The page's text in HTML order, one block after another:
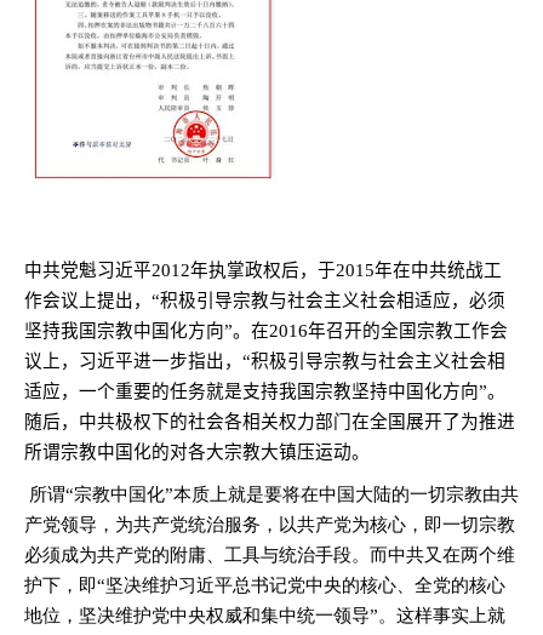
中共党魁习近平2012年执掌政权后，于2015年在中共统战工
作会议上提出，“积极引导宗教与社会主义社会相适应，必须
坚持我国宗教中国化方向”。在2016年召开的全国宗教工作会
议上，习近平进一步指出，“积极引导宗教与社会主义社会相
适应，一个重要的任务就是支持我国宗教坚持中国化方向”。
随后，中共极权下的社会各相关权力部门在全国展开了为推进
所谓宗教中国化的对各大宗教大镇压运动。
所谓“宗教中国化”本质上就是要将在中国大陆的一切宗教由共
产党领导，为共产党统治服务，以共产党为核心，即一切宗教
必须成为共产党的附庸、工具与统治手段。而中共又在两个维
护下，即“坚决维护习近平总书记党中央的核心、全党的核心
地位，坚决维护党中央权威和集中统一领导”。这样事实上就